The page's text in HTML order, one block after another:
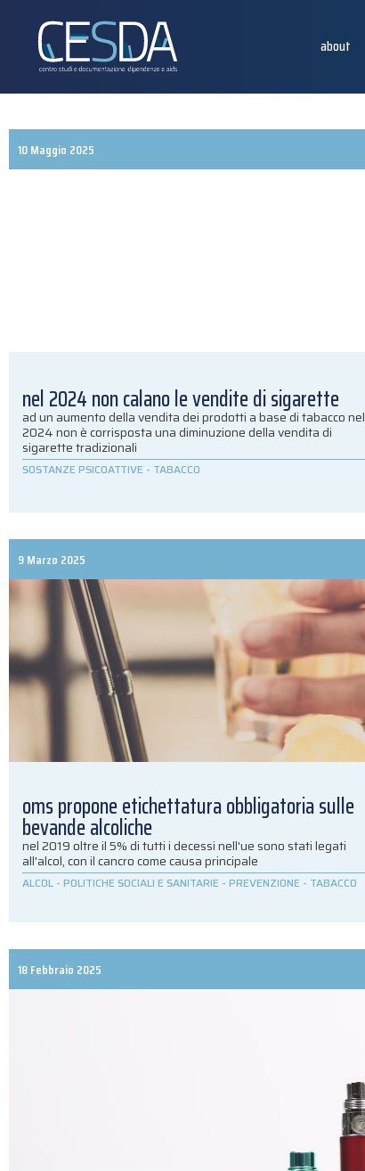
about
10 Maggio 2025
nel 2024 non calano le vendite di sigarette
ad un aumento della vendita dei prodotti a base di tabacco nel
2024 non è corrisposta una diminuzione della vendita di
sigarette tradizionali
SOSTANZE PSICOATTIVE - TABACCO
9 Marzo 2025
oms propone etichettatura obbligatoria sulle
bevande alcoliche
nel 2019 oltre il 5% di tutti i decessi nell'ue sono stati legati
all'alcol, con il cancro come causa principale
ALCOL - POLITICHE SOCIALI E SANITARIE - PREVENZIONE - TABACCO
18 Febbraio 2025